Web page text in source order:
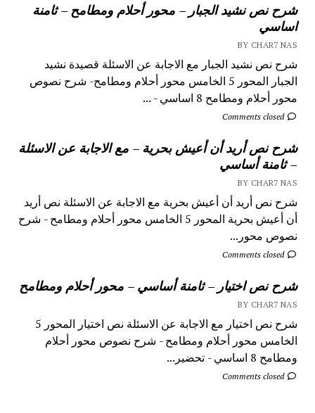
شرح نص نشيد الجبار – محور أحلام ومطامح – ثامنة
اساسي
BY CHAR7 NAS
شرح نص نشيد الجبار مع الاجابة عن الاسئلة قصيدة نشيد
الجبار المحور 5 الخامس محور أحلام ومطامح- شرح نصوص
محور أحلام ومطامح 8 اساسي - ...
Comments closed
شرح نص أريد أن أعيش بحرية – مع الاجابة عن الاسئلة
– ثامنة أساسي
BY CHAR7 NAS
شرح نص أريد أن أعيش بحرية مع الاجابة عن الاسئلة نص أريد
أن أعيش بحرية المحور 5 الخامس محور أحلام ومطامح - شرح
نصوص محور...
Comments closed
شرح نص اختيار – ثامنة أساسي – محور أحلام ومطامح
BY CHAR7 NAS
شرح نص اختيار مع الاجابة عن الاسئلة نص اختيار المحور 5
الخامس محور أحلام ومطامح - شرح نصوص محور أحلام
ومطامح 8 اساسي - تحضير...
Comments closed